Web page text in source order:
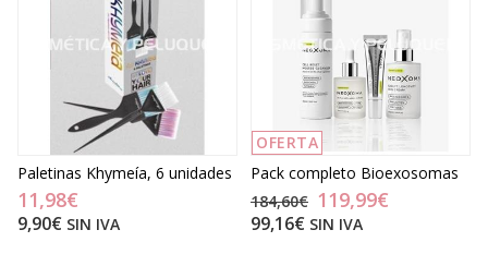
Paletinas Khymeía, 6 unidades
11,98€
9,90€ SIN IVA
OFERTA
Pack completo Bioexosomas
184,60€ 119,99€
99,16€ SIN IVA